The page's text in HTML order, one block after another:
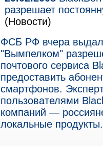
разрешает
(Новости)
ФСБ РФ вчера
"Вымпелком"
почтового сервиса
предоставить
смартфонов.
пользователями
компаний —
локальные продукты.